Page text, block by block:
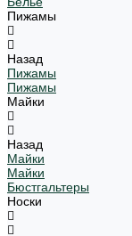
Пижамы
Назад
Пижамы
Пижамы
Майки
Назад
Майки
Майки
Бюстгальтеры
Носки